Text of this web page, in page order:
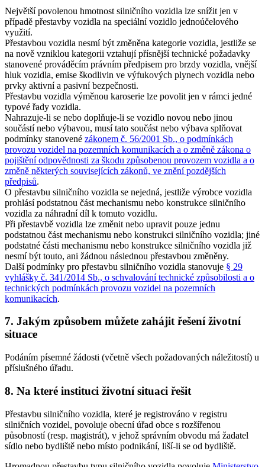
Největší povolenou hmotnost silničního vozidla lze snížit jen v
případě přestavby vozidla na speciální vozidlo jednoúčelového
využití.
Přestavbou vozidla nesmí být změněna kategorie vozidla, jestliže se
na nově vzniklou kategorii vztahují přísnější technické požadavky
stanovené prováděcím právním předpisem pro brzdy vozidla, vnější
hluk vozidla, emise škodlivin ve výfukových plynech vozidla nebo
prvky aktivní a pasivní bezpečnosti.
Přestavbu vozidla výměnou karoserie lze povolit jen v rámci jedné
typové řady vozidla.
Nahrazuje-li se nebo doplňuje-li se vozidlo novou nebo jinou
součástí nebo výbavou, musí tato součást nebo výbava splňovat
podmínky stanovené zákonem č. 56/2001 Sb., o podmínkách
provozu vozidel na pozemních komunikacích a o změně zákona o
pojištění odpovědnosti za škodu způsobenou provozem vozidla a o
změně některých souvisejících zákonů, ve znění pozdějších
předpisů.
O přestavbu silničního vozidla se nejedná, jestliže výrobce vozidla
prohlásí podstatnou část mechanismu nebo konstrukce silničního
vozidla za náhradní díl k tomuto vozidlu.
Při přestavbě vozidla lze změnit nebo upravit pouze jednu
podstatnou část mechanismu nebo konstrukci silničního vozidla; jiné
podstatné části mechanismu nebo konstrukce silničního vozidla již
nesmí být touto, ani žádnou následnou přestavbou změněny.
Další podmínky pro přestavbu silničního vozidla stanovuje § 29
vyhlášky č. 341/2014 Sb., o schvalování technické způsobilosti a o
technických podmínkách provozu vozidel na pozemních
komunikacích.
7. Jakým způsobem můžete zahájit řešení životní
situace
Podáním písemné žádosti (včetně všech požadovaných náležitostí) u
příslušného úřadu.
8. Na které instituci životní situaci řešit
Přestavbu silničního vozidla, které je registrováno v registru
silničních vozidel, povoluje obecní úřad obce s rozšířenou
působností (resp. magistrát), v jehož správním obvodu má žadatel
sídlo nebo bydliště nebo místo podnikání, liší-li se od bydliště.